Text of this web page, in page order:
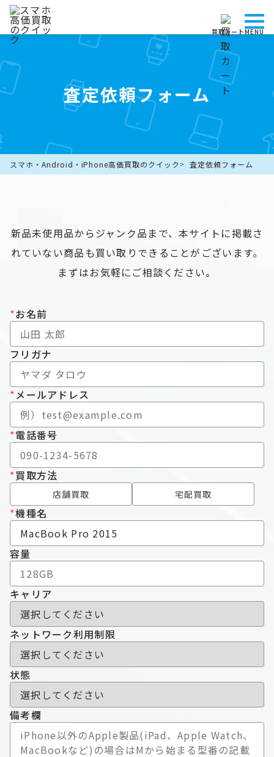
買取カートMENU
査定依頼フォーム
スマホ・Android・iPhone高価買取のクイック 査定依頼フォーム
新品未使用品からジャンク品まで、本サイトに掲載さ
れていない商品も買い取りできることがございます。
まずはお気軽にご相談ください。
*お名前
フリガナ
*メールアドレス
*電話番号
*買取方法
店舗買取 宅配買取
*機種名
容量
キャリア
ネットワーク利用制限
状態
備考欄